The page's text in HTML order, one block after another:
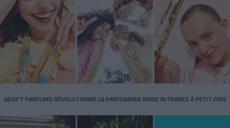
ADOPT PARFUMS RÉVOLUTIONNE LA PARFUMERIE MADE IN FRANCE À PETIT PRIX